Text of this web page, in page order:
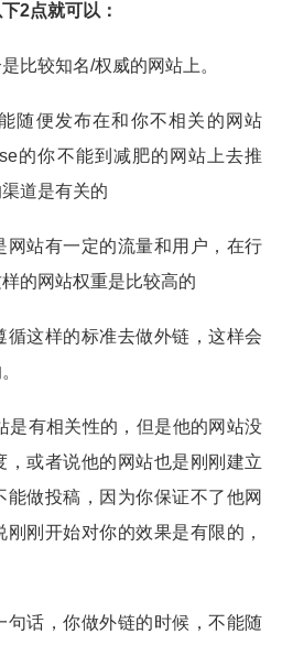
2点就可以：
比较知名/权威的网站上。
随便发布在和你不相关的网站
的你不能到减肥的网站上去推
道是有关的
网站有一定的流量和用户，在行
的网站权重是比较高的
循这样的标准去做外链，这样会
是有相关性的，但是他的网站没
或者说他的网站也是刚刚建立
做投稿，因为你保证不了他网
刚开始对你的效果是有限的，
句话，你做外链的时候，不能随